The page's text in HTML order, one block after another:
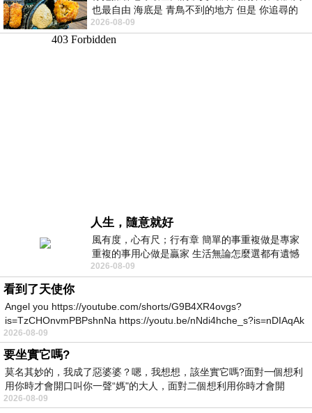
也最自由 海底是 青鳥不到的地方 但是 你追尋的
幸福 可以比珍珠更
2026-08-09
人生，隨意就好
風有度，心有尺；行有章 簡單的事重複做是專家
重複的事用心做是贏家 生活無論怎麼選都有遺憾
所以開心就好 生活不會辜負認真
2026-08-09
看到了天使你
Angel you https://youtube.com/shorts/G9B4XR4ovgs?
is=TzCHOnvmPBPshnNa https://youtu.be/nNdi4hche_s?is=nDIAqAk
2026-08-09
要坐實它嗎?
莫名其妙的，我成了惡婆婆？嗯，我想想，該坐實它嗎?面對一個想利
用你時才會開口叫你一聲“媽"的大人，面對二個想利用你時才會開
2026-08-09